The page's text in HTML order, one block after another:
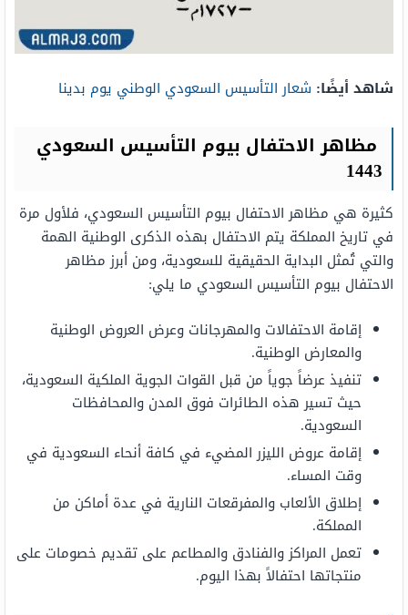
شاهد أيضًا: شعار التأسيس السعودي الوطني يوم بدينا
مظاهر الاحتفال بيوم التأسيس السعودي
1443
كثيرة هي مظاهر الاحتفال بيوم التأسيس السعودي، فلأول مرة
في تاريخ المملكة يتم الاحتفال بهذه الذكرى الوطنية الهمة
والتي تُمثل البداية الحقيقية للسعودية، ومن أبرز مظاهر
الاحتفال بيوم التأسيس السعودي ما يلي:
إقامة الاحتفالات والمهرجانات وعرض العروض الوطنية
والمعارض الوطنية.
تنفيذ عرضاً جوياً من قبل القوات الجوية الملكية السعودية،
حيث تسير هذه الطائرات فوق المدن والمحافظات
السعودية.
إقامة عروض الليزر المضيء في كافة أنحاء السعودية في
وقت المساء.
إطلاق الألعاب والمفرقعات النارية في عدة أماكن من
المملكة.
تعمل المراكز والفنادق والمطاعم على تقديم خصومات على
منتجاتها احتفالاً بهذا اليوم.